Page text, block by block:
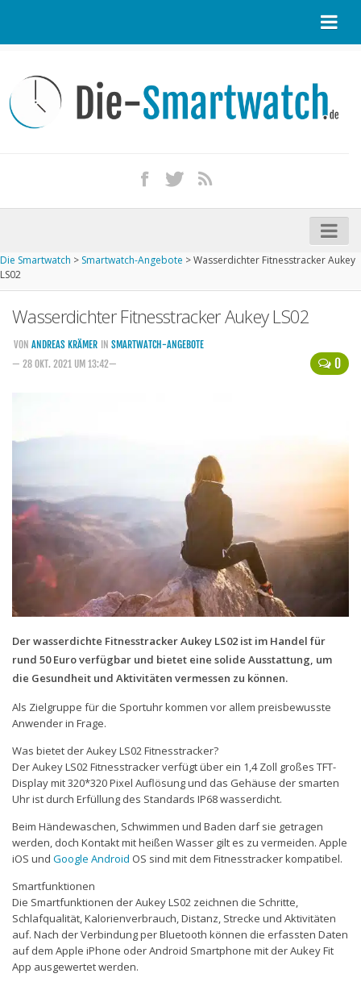
Kontakt / Tipp geben
Impressum
iPhone kaufen
Startseite
Kommende Smartwatches
Marken und Modelle
o2
Smartphonetarife
Prepaid-Tarife
Flatrate-Prepaidtarife
Mobilfunk-Vergleichsrechner
Mobilfunk-Tarifrechner
Die Smartwatch > Smartwatch-Angebote >Wasserdichter Fitnesstracker Aukey
LS02
Wasserdichter Fitnesstracker Aukey LS02
0
VON ANDREAS KRÄMER IN SMARTWATCH-ANGEBOTE
— 28 OKT. 2021 UM 13:42—
Der wasserdichte Fitnesstracker Aukey LS02 ist im Handel für
rund 50 Euro verfügbar und bietet eine solide Ausstattung, um
die Gesundheit und Aktivitäten vermessen zu können.
Als Zielgruppe für die Sportuhr kommen vor allem preisbewusste
Anwender in Frage.
Was bietet der Aukey LS02 Fitnesstracker?
Der Aukey LS02 Fitnesstracker verfügt über ein 1,4 Zoll großes TFT-
Display mit 320*320 Pixel Auflösung und das Gehäuse der smarten
Uhr ist durch Erfüllung des Standards IP68 wasserdicht.
Beim Händewaschen, Schwimmen und Baden darf sie getragen
werden, doch Kontakt mit heißen Wasser gilt es zu vermeiden. Apple
iOS und Google Android OS sind mit dem Fitnesstracker kompatibel.
Smartfunktionen
Die Smartfunktionen der Aukey LS02 zeichnen die Schritte,
Schlafqualität, Kalorienverbrauch, Distanz, Strecke und Aktivitäten
auf. Nach der Verbindung per Bluetooth können die erfassten Daten
auf dem Apple iPhone oder Android Smartphone mit der Aukey Fit
App ausgewertet werden.